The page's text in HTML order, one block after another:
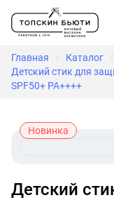
Главная / Каталог /
Детский стик для
SPF50+ PA++++
Новинка
Детский стик для защиты от